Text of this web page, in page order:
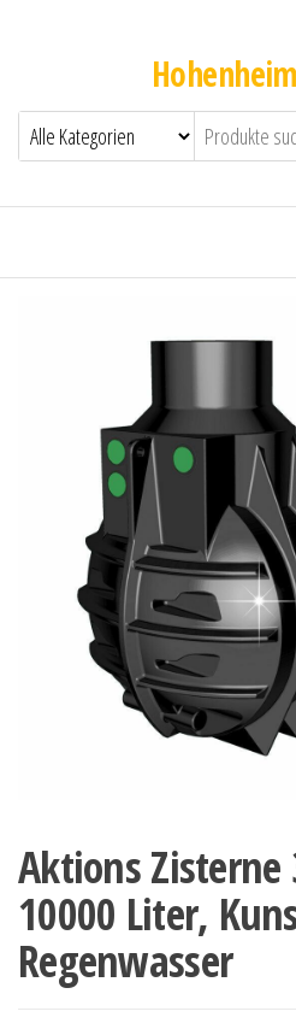
Aktions Zisterne
10000 Liter,
Regenwasser